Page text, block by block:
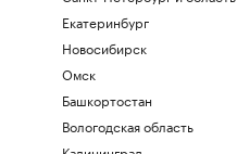
Екатеринбург
Новосибирск
Омск
Башкортостан
Вологодская область